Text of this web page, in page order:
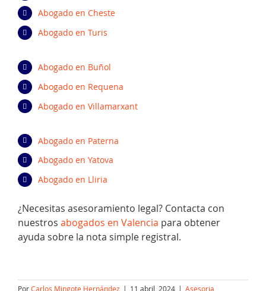
Abogado en Cheste
Abogado en Turis
Abogado en Buñol
Abogado en Requena
Abogado en Villamarxant
Abogado en Paterna
Abogado en Yatova
Abogado en Lliria
¿Necesitas asesoramiento legal? Contacta con
nuestros abogados en Valencia para obtener
ayuda sobre la nota simple registral.
PorCarlos Mingote Hernández | 11 abril, 2024 | Asesoria
¿Qué pasa si el juzgado no me